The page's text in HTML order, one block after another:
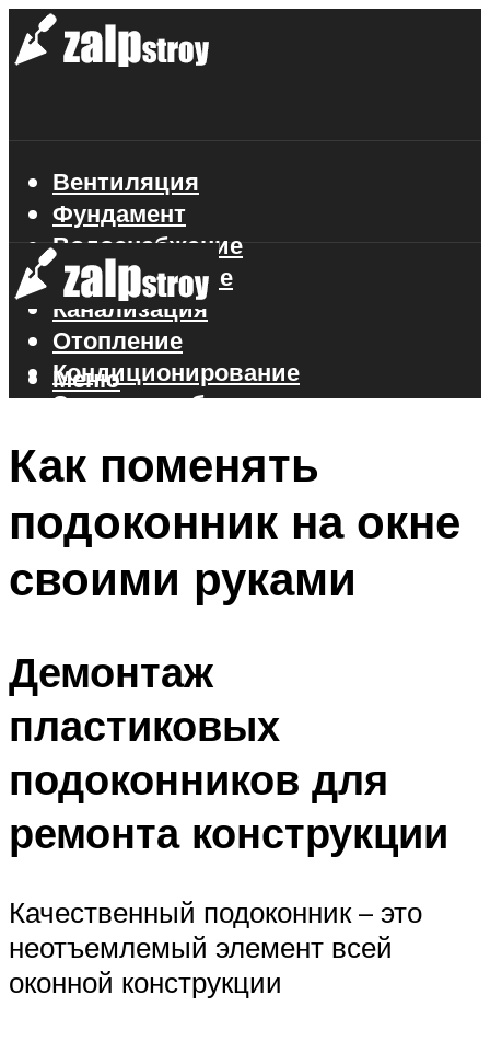
Вентиляция
Фундамент
Водоснабжение
Газоснабжение
Канализация
Отопление
Кондиционирование
Электроснабжение
Меню
Меню
Как поменять
подоконник на окне
своими руками
Демонтаж
пластиковых
подоконников для
ремонта конструкции
Качественный подоконник – это
неотъемлемый элемент всей
оконной конструкции